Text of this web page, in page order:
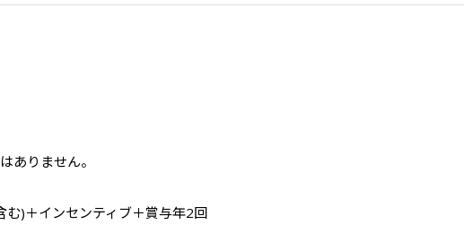
ありません。
)＋インセンティブ＋賞与年2回